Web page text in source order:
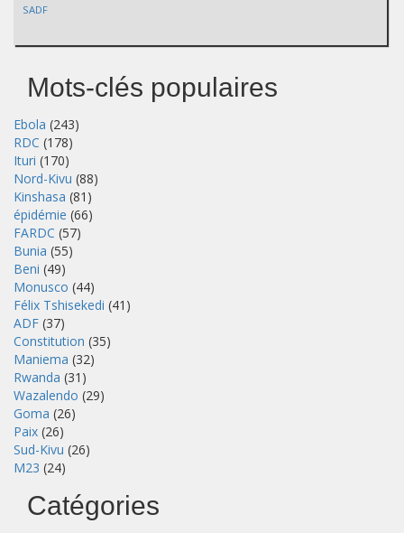
SADF
Mots-clés populaires
Ebola (243)
RDC (178)
Ituri (170)
Nord-Kivu (88)
Kinshasa (81)
épidémie (66)
FARDC (57)
Bunia (55)
Beni (49)
Monusco (44)
Félix Tshisekedi (41)
ADF (37)
Constitution (35)
Maniema (32)
Rwanda (31)
Wazalendo (29)
Goma (26)
Paix (26)
Sud-Kivu (26)
M23 (24)
Catégories